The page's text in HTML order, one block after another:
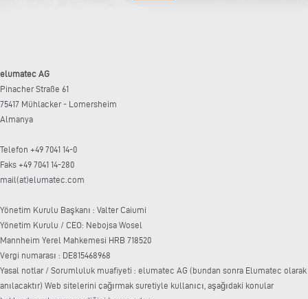
elumatec AG
Pinacher Straße 61
75417 Mühlacker - Lomersheim
Almanya
Telefon +49 7041 14-0
Faks +49 7041 14-280
mail(at)elumatec.com
Yönetim Kurulu Başkanı : Valter Caiumi
Yönetim Kurulu / CEO: Nebojsa Wosel
Mannheim Yerel Mahkemesi HRB 718520
Vergi numarası : DE815468968
Yasal notlar / Sorumluluk muafiyeti : elumatec AG (bundan sonra Elumatec olarak
anılacaktır) Web sitelerini çağırmak suretiyle kullanıcı, aşağıdaki konular